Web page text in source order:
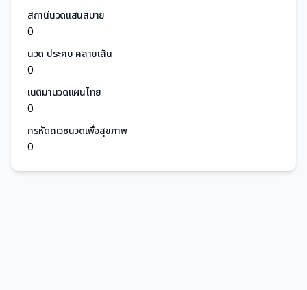
สถานีนวดแสนสบาย
0
นวด ประคบ คลายเส้น
0
เนติมานวดแผนไทย
0
กรหัตถเวชนวดเพื่อสุขภาพ
0